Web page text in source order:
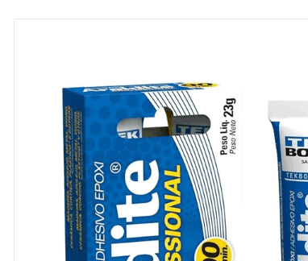
6º pincel
7 º papel
8 cola
9º barbante
10º pasta